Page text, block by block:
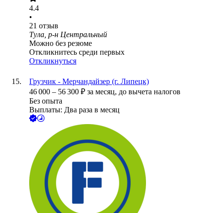
4.4
•
21 отзыв
Тула, р-н Центральный
Можно без резюме
Откликнитесь среди первых
Откликнуться
Грузчик - Мерчандайзер (г. Липецк)
46 000 – 56 300 ₽ за месяц, до вычета налогов
Без опыта
Выплаты: Два раза в месяц